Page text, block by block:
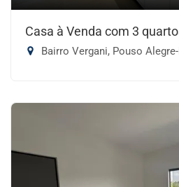
Casa à Venda com 3
Bairro Vergani, Pouso